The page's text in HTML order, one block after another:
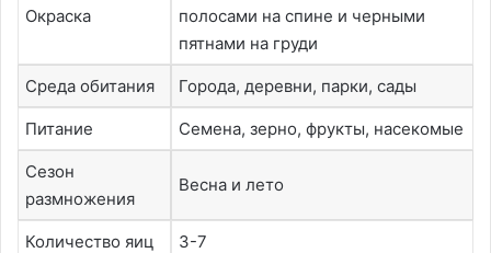
Окраска
полосами на спине и черными
пятнами на груди
Среда обитания Города, деревни, парки, сады
Питание Семена, зерно, фрукты, насекомые
Сезон
размножения
Весна и лето
Количество яиц 3-7